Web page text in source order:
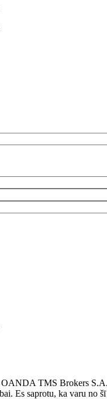
OANDA TMS Brokers S.A.
Es saprotu, ka varu no